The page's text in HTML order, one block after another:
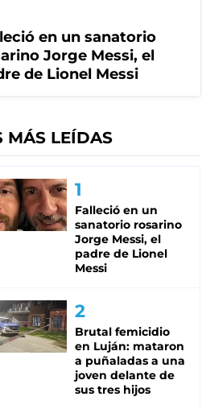
en un sanatorio
Jorge Messi, el
de Lionel Messi
MÁS LEÍDAS
Falleció en un
sanatorio rosarino
Jorge Messi, el
padre de Lionel
Messi
Brutal femicidio
en Luján: mataron
a puñaladas a una
joven delante de
sus tres hijos